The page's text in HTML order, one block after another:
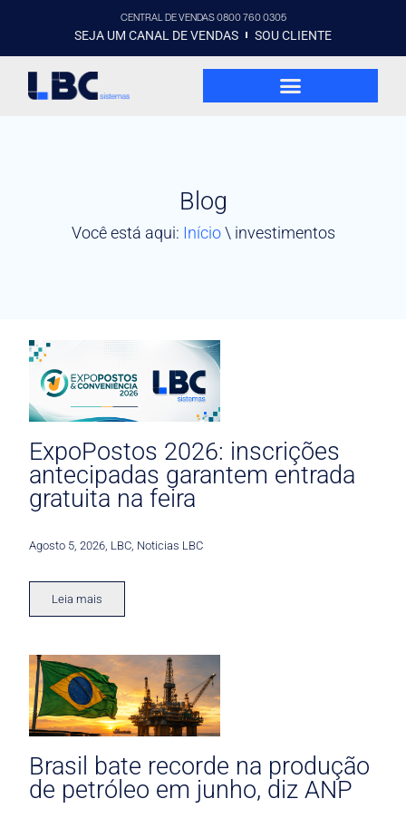
CENTRAL DE VENDAS 0800 760 0305
SEJA UM CANAL DE VENDAS SOU CLIENTE
Blog
Você está aqui: Início\ investimentos
ExpoPostos 2026: inscrições
antecipadas garantem entrada
gratuita na feira
Agosto 5, 2026 LBC Noticias LBC
Leia mais
Brasil bate recorde na produção
de petróleo em junho, diz ANP